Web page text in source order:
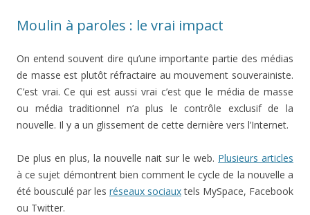
Moulin à paroles : le vrai impact
On entend souvent dire qu’une importante partie des médias
de masse est plutôt réfractaire au mouvement souverainiste.
C’est vrai. Ce qui est aussi vrai c’est que le média de masse
ou média traditionnel n’a plus le contrôle exclusif de la
nouvelle. Il y a un glissement de cette dernière vers l’Internet.
De plus en plus, la nouvelle nait sur le web. Plusieurs articles
à ce sujet démontrent bien comment le cycle de la nouvelle a
été bousculé par les réseaux sociauxtels MySpace, Facebook
ou Twitter.